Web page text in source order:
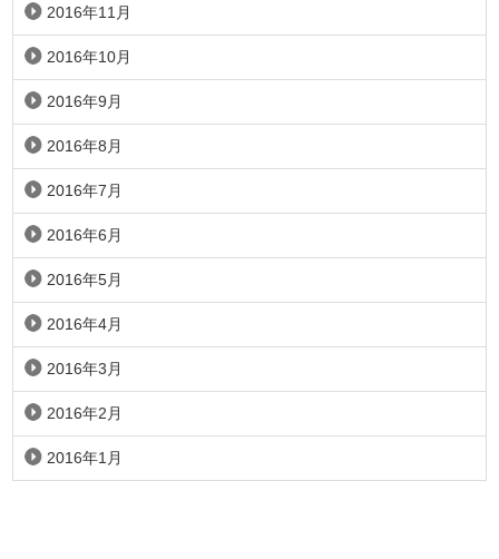
2016年11月
2016年10月
2016年9月
2016年8月
2016年7月
2016年6月
2016年5月
2016年4月
2016年3月
2016年2月
2016年1月